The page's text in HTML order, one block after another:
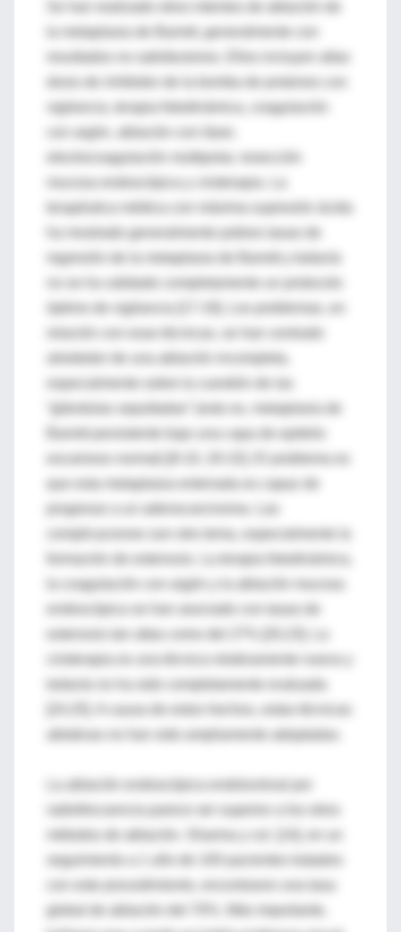
la metaplasia de Barrett, generalmente con
vigilancia, terapia fotodinámica, coagulación
con argón, ablación con láser,
electrocoagulación multipolar, resección
mucosa endoscópica y crioterapia. La
terapéutica médica con máxima supresión ácida
ha mostrado generalmente pobres tasas de
regresión de la metaplasia de Barrett y todavía
óptimo de vigilancia [17-19]. Los problemas, en
“glándulas sepultadas” (esto es, metaplasia de
Barrett persistente bajo una capa de epitelio
que esta metaplasia enterrada es capaz de
progresar a un adenocarcinoma. Las
formación de estenosis. La terapia fotodinámica,
la coagulación con argón y la ablación mucosa
crioterapia es una técnica relativamente nueva y
radiofrecuencia parece ser superior a los otros
seguimiento a 1 año de 100 pacientes tratados
global de ablación del 70%. Más importante,